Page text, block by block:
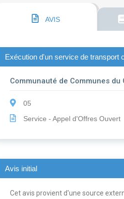
AVIS
Exécution d'un service de transport
Communauté de Communes
05
Service - Appel d'Offres Ouvert
Avis initial
Cet avis provient d'une source